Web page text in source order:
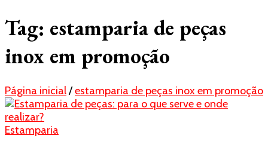
Tag: estamparia de peças
inox em promoção
Página inicial/estamparia de peças inox em promoção
Estamparia